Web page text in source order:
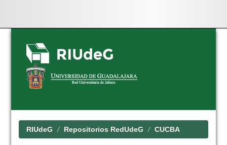
Skip
navigation
RIUdeG Repositorios RedUdeG CUCBA